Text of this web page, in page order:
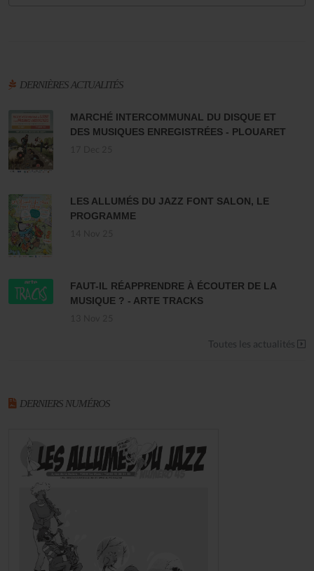
DERNIÈRES ACTUALITÉS
MARCHÉ INTERCOMMUNAL DU DISQUE ET
DES MUSIQUES ENREGISTRÉES - PLOUARET
LES ALLUMÉS DU JAZZ FONT SALON, LE
PROGRAMME
FAUT-IL RÉAPPRENDRE À ÉCOUTER DE LA
MUSIQUE ? - ARTE TRACKS
Toutes les actualités
DERNIERS NUMÉROS